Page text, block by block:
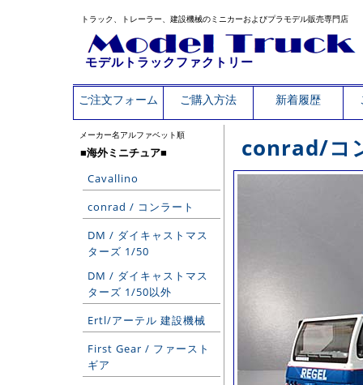
トラック、トレーラー、建設機械のミニカーおよびプラモデル販売専門店
モデルトラックファクトリー
ご注文フォーム ご購入方法 新着履歴
メーカー名アルファベット順
■海外ミニチュア■
Cavallino
conrad / コンラート
DM / ダイキャストマス
ターズ 1/50
DM / ダイキャストマス
ターズ 1/50以外
Ertl/アーテル 建設機械
First Gear / ファースト
ギア
conrad/コ